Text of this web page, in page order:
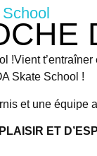
Skate School !
et une équipe
ET